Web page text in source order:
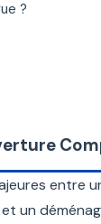
?
entre
un